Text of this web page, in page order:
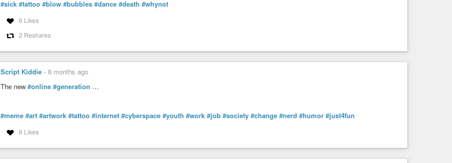
#sick #tattoo #blow #bubbles #dance #death #whynot
6 Likes
2 Reshares
Script Kiddie - 8 months ago
The new #online #generation …
#meme #art #artwork #tattoo #internet #cyberspace #youth #work #job #society #change #nerd #humor #just4fun
6 Likes